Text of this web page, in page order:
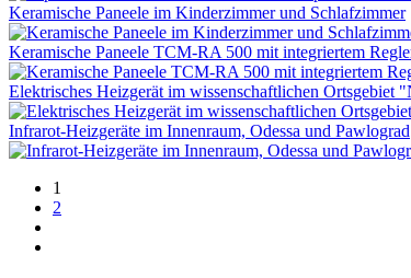
Keramische Paneele im Kinderzimmer und Schlafzimmer
Keramische Paneele TCM-RA 500 mit integriertem
Elektrisches Heizgerät im wissenschaftlichen Ortsgebiet
Infrarot-Heizgeräte im Innenraum, Odessa und Pawlograd
1
2